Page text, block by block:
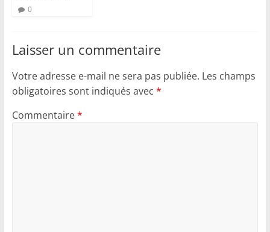
0
Laisser un commentaire
Votre adresse e-mail ne sera pas publiée. Les champs
obligatoires sont indiqués avec *
Commentaire*